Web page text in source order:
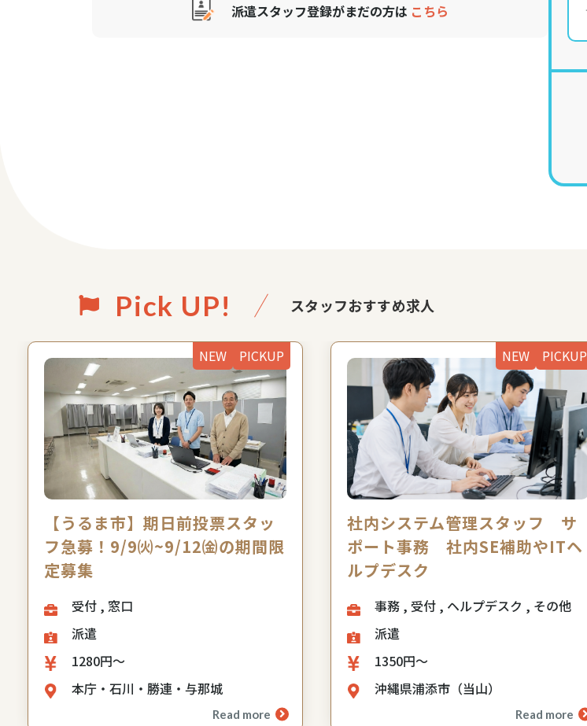
派遣スタッフ登録がまだの方は こちら
Pick UP! スタッフおすすめ求人
NEW PICKUP
【うるま市】期日前投票スタッ
フ急募！9/9㈫~9/12㈮の期間限
定募集
受付 , 窓口
派遣
1280円～
本庁・石川・勝連・与那城
Read more
NEW PICKUP
社内システム管理スタッフ サ
ポート事務 社内SE補助やITヘ
ルプデスク
事務 , 受付 , ヘルプデスク , その他
派遣
1350円～
沖縄県浦添市（当山）
Read more